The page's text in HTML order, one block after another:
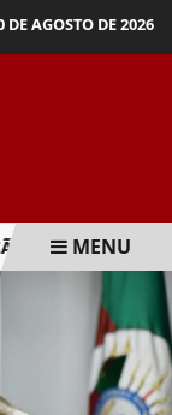
DE AGOSTO DE 2026
DE 2026 CAI
MENU